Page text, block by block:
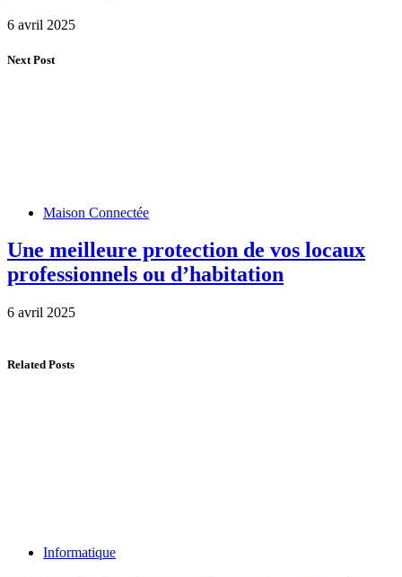
6 avril 2025
Next Post
Maison Connectée
Une meilleure protection de vos locaux
professionnels ou d’habitation
6 avril 2025
Related Posts
Informatique